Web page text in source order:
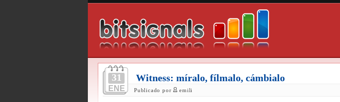
31
ENE
Witness: míralo, fílmalo, cámbialo
Publicado por emili